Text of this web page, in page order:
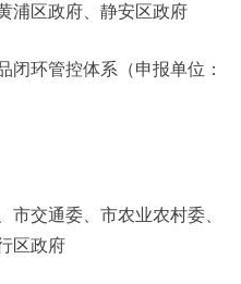
区政府、静安区政府
环管控体系（申报单位：
交通委、市农业农村委、
区政府